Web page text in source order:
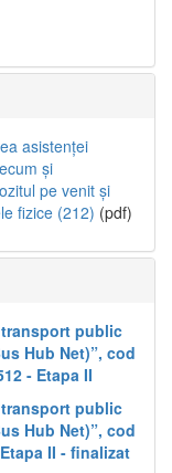
asistenței
și
pe venit și
fizice (212) (pdf)
public
Hub Net)”, cod
- Etapa II
public
Hub Net)”, cod
II - finalizat